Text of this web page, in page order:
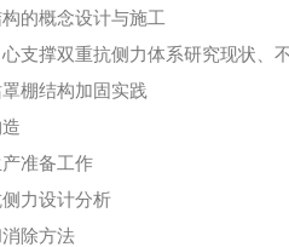
的概念设计与施工
支撑双重抗侧力体系研究现状、
棚结构加固实践
准备工作
力设计分析
除方法